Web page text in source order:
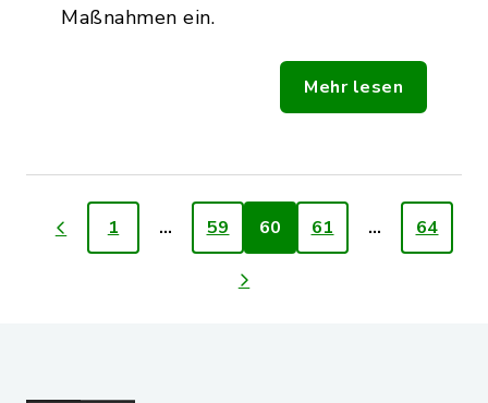
Maßnahmen ein.
Mehr lesen
1 … 59 60 61 … 64